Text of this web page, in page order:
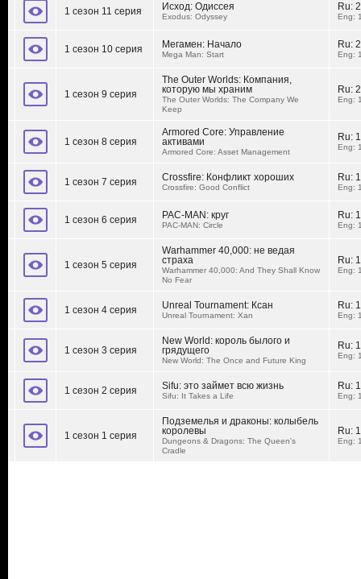
1 сезон 11 серия Исход: Одиссея
Exodus: Odyssey
Ru:
Eng:
1 сезон 10 серия Мегамен: Начало
Mega Man: Start
Ru:
Eng:
1 сезон 9 серия
The Outer Worlds: Компания,
которую мы храним
The Outer Worlds: The Company We
Keep
Ru:
Eng:
1 сезон 8 серия
Armored Core: Управление
активами
Armored Core: Asset Management
Ru:
Eng:
1 сезон 7 серия Crossfire: Конфликт хороших
Crossfire: Good Conflict
Ru:
Eng:
1 сезон 6 серия PAC-MAN: круг
PAC-MAN: Circle
Ru:
Eng:
1 сезон 5 серия
Warhammer 40,000: не ведая
страха
Warhammer 40,000: And They Shall Know
No Fear
Ru:
Eng:
1 сезон 4 серия Unreal Tournament: Ксан
Unreal Tournament: Xan
Ru:
Eng:
1 сезон 3 серия
New World: король былого и
грядущего
New World: The Once and Future King
Ru:
Eng:
1 сезон 2 серия Sifu: это займет всю жизнь
Sifu: It Takes a Life
Ru:
Eng:
1 сезон 1 серия
Подземелья и драконы: колыбель
королевы
Dungeons & Dragons: The Queen's
Cradle
Ru:
Eng: